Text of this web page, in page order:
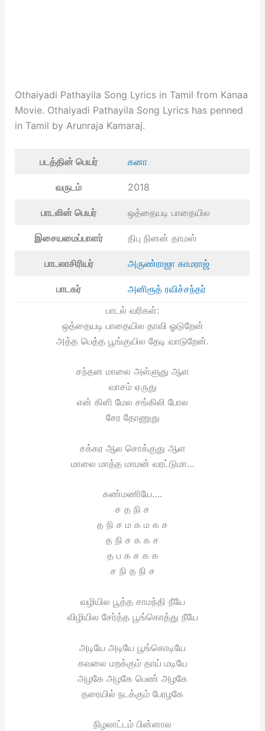
Othaiyadi Pathayila Song Lyrics in Tamil from Kanaa
Movie. Othaiyadi Pathayila Song Lyrics has penned
in Tamil by Arunraja Kamaraj.
படத்தின் பெயர் கனா
வருடம் 2018
பாடலின் பெயர் ஒத்தையடி பாதையில
இசையமைப்பாளர் திபு நினன் தாமஸ்
பாடலாசிரியர் அருண்ராஜா காமராஜ்
பாடகர்
அனிரூத் ரவிச்சந்தர்
பாடல் வரிகள்:
ஒத்தையடி பாதையில தாவி ஓடுறேன்
அத்த பெத்த பூங்குயில தேடி வாடுறேன்.
சந்தன மாலை அள்ளுது ஆள
வாசம் ஏருது
என் கிளி மேல சங்கிலி போல
சேர தோணுது
சக்கர ஆல சொக்குது ஆள
மாலை மாத்த மாமன் வரட்டுமா…
கண்மணியே….
ச த நி ச
த நி ச ம க ம க ச
த நி ச க க ச
த ப க ச க க
ச நி த நி ச
வழியில பூத்த சாமந்தி நீயே
விழியில சேர்த்த பூங்கொத்து நீயே
அடியே அடியே பூங்கொடியே
கவலை மறக்கும் தாய் மடியே
அழகே அழகே பெண் அழகே
தரையில் நடக்கும் பேரழகே
நிழலாட்டம் பின்னால